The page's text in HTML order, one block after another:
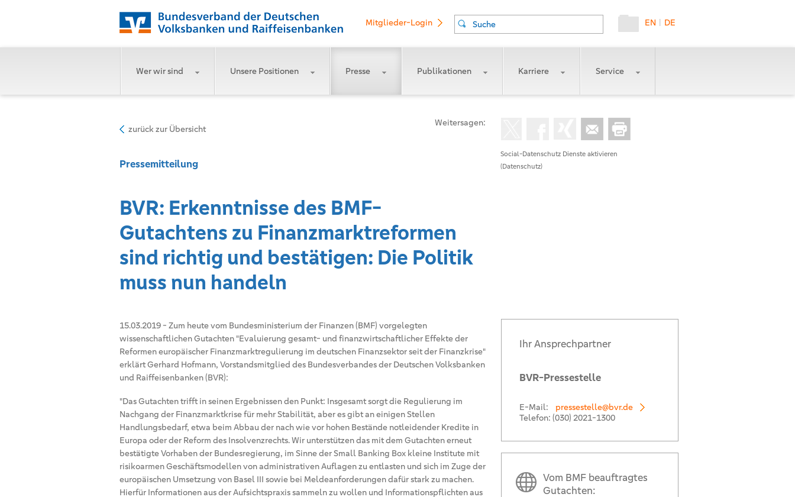
DE
|
EN
Suche
Mitglieder-Login
Wer wir sind Unsere Positionen Presse Publikationen Karriere Service
Social-Datenschutz Dienste aktivieren
(Datenschutz)
Weitersagen:
zurück zur Übersicht
Pressemitteilung
BVR: Erkenntnisse des BMF-
Gutachtens zu Finanzmarktreformen
sind richtig und bestätigen: Die Politik
muss nun handeln
15.03.2019 - Zum heute vom Bundesministerium der Finanzen (BMF) vorgelegten
wissenschaftlichen Gutachten "Evaluierung gesamt- und finanzwirtschaftlicher Effekte der
Reformen europäischer Finanzmarktregulierung im deutschen Finanzsektor seit der Finanzkrise"
erklärt Gerhard Hofmann, Vorstandsmitglied des Bundesverbandes der Deutschen Volksbanken
und Raiffeisenbanken (BVR):
"Das Gutachten trifft in seinen Ergebnissen den Punkt: Insgesamt sorgt die Regulierung im
Nachgang der Finanzmarktkrise für mehr Stabilität, aber es gibt an einigen Stellen
Handlungsbedarf, etwa beim Abbau der nach wie vor hohen Bestände notleidender Kredite in
Europa oder der Reform des Insolvenzrechts. Wir unterstützen das mit dem Gutachten erneut
bestätigte Vorhaben der Bundesregierung, im Sinne der Small Banking Box kleine Institute mit
risikoarmen Geschäftsmodellen von administrativen Auflagen zu entlasten und sich im Zuge der
europäischen Umsetzung von Basel III sowie bei Meldeanforderungen dafür stark zu machen.
Hierfür Informationen aus der Aufsichtspraxis sammeln zu wollen und Informationspflichten aus
Ihr Ansprechpartner
BVR-Pressestelle
E-Mail:
pressestelle@bvr.de
Telefon: (030) 2021-1300
Vom BMF beauftragtes
Gutachten: